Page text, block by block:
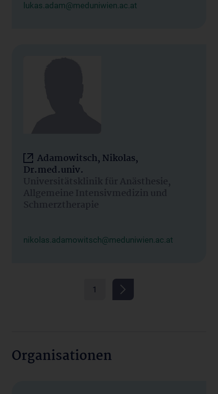
lukas.adam@meduniwien.ac.at
Adamowitsch, Nikolas,
Dr.med.univ.
Universitätsklinik für Anästhesie,
Allgemeine Intensivmedizin und
Schmerztherapie
nikolas.adamowitsch@meduniwien.ac.at
1
Organisationen